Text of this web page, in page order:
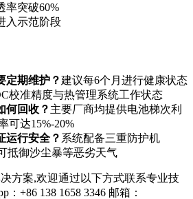
率突破60%
入示范阶段
定期维护？建议每6个月进行健康状态
校准精度与热管理系统工作状态
何回收？ 主要厂商均提供电池梯次利
可达15%-20%
运行安全？ 系统配备三重防护机
抵御沙尘暴等恶劣天气
方案,欢迎通过以下方式联系专业技
：+86 138 1658 3346 邮箱：